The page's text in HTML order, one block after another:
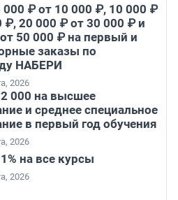
₽ от 10 000 ₽, 10 000 ₽
₽, 20 000 ₽ от 30 000 ₽ и
50 000 ₽ на первый и
заказы по
НАБЕРИ
2026
000 на высшее
и среднее специальное
в первый год обучения
2026
на все курсы
2026